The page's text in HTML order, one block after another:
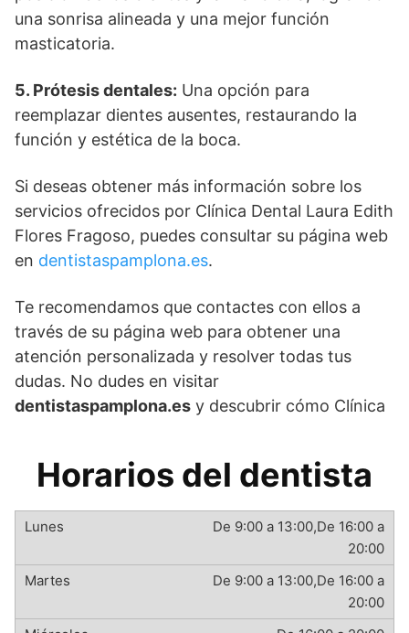
una sonrisa alineada y una mejor función
masticatoria.
5. Prótesis dentales: Una opción para
reemplazar dientes ausentes, restaurando la
función y estética de la boca.
Si deseas obtener más información sobre los
servicios ofrecidos por Clínica Dental Laura Edith
Flores Fragoso, puedes consultar su página web
en dentistaspamplona.es.
Te recomendamos que contactes con ellos a
través de su página web para obtener una
atención personalizada y resolver todas tus
dudas. No dudes en visitar
dentistaspamplona.es y descubrir cómo Clínica
Horarios del dentista
De 9:00 a 13:00,De 16:00 a
20:00
De 9:00 a 13:00,De 16:00 a
20:00